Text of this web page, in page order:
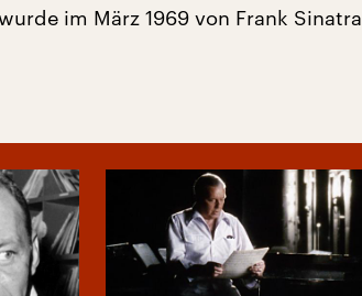
im März 1969 von Frank Sinatra